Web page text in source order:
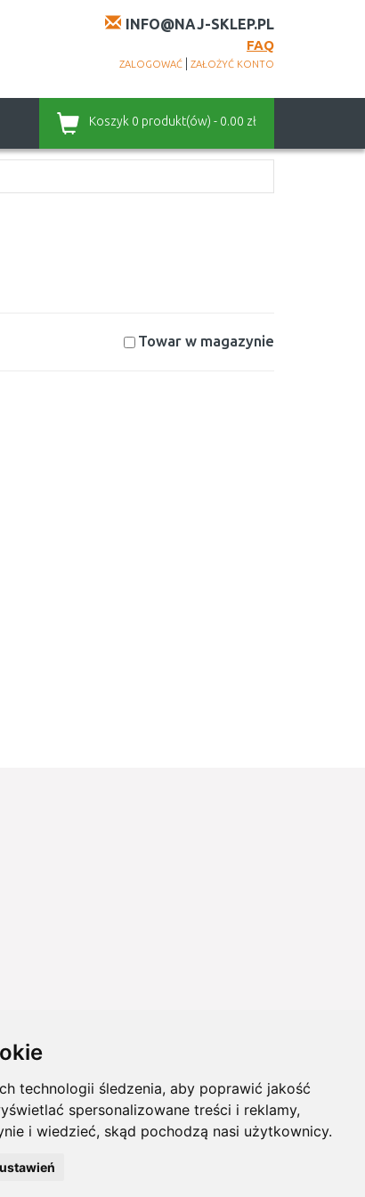
technologii śledzenia, aby poprawić jakość
spersonalizowane treści i reklamy,
i wiedzieć, skąd pochodzą nasi użytkownicy.
INFO@NAJ-SKLEP.PL
FAQ
ZALOGOWAĆ ZAŁOŻYĆ KONTO
Koszyk 0 produkt(ów) - 0.00 zł
Towar w magazynie